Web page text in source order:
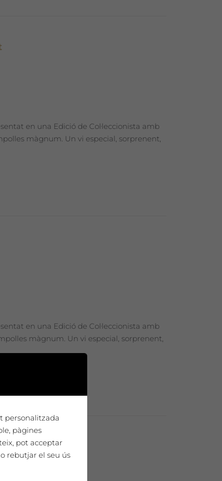
en una Edició de Col·leccionista amb
màgnum. Un vi especial, sorprenent,
en una Edició de Col·leccionista amb
màgnum. Un vi especial, sorprenent,
personalitzada
pàgines
pot acceptar
rebutjar el seu ús